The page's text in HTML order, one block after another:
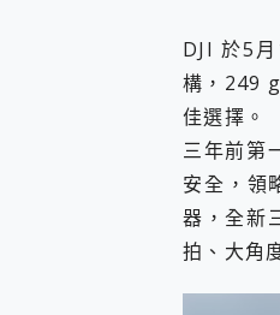
DJI 於5
構，249
佳選擇。
三年前第
安全，領
器，全新
拍、大角